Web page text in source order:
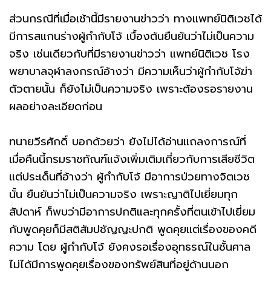
ส่วนกรณีที่เมื่อเช้านี้มีรายงานข่าวว่า ทางแพทย์นิติเวชได้
มีการสแกนร่างผู้กำกับโจ้ เบื้องต้นยืนยันว่าไม่เป็นความ
จริง เช่นเดียวกับที่มีรายงานข่าวว่า แพทย์นิติเวช โรง
พยาบาลจุฬาลงกรณ์อ้างว่า มีความเห็นว่าผู้กำกับโจ้ฆ่า
ตัวตายนั้น ก็ยังไม่เป็นความจริง เพราะต้องรอรายงาน
ผลอย่างละเอียดก่อน
ทนายวีรศักดิ์ บอกด้วยว่า ยังไม่ได้อ่านแถลงการณ์ที่
เมื่อคืนนี้กรมราชทัณฑ์แจ้งเพิ่มเติมเกี่ยวกับการเสียชีวิต
แต่ประเด็นที่อ้างว่า ผู้กำกับโจ้ มีอาการป่วยทางจิตเวช
นั้น ยืนยันว่าไม่เป็นความจริง เพราะญาติไปเยี่ยมทุก
สัปดาห์ ก็พบว่ามีอาการปกติและทุกครั้งที่ตนเข้าไปเยี่ยม
กับพูดคุยก็มีสติสัมปชัญญะปกติ พูดคุยแต่เรื่องของคดี
ความ โดย ผู้กำกับโจ้ ยังคงรอเรื่องอุทธรณ์ในชั้นศาล
ไม่ได้มีการพูดคุยเรื่องของทรัพย์สินที่อยู่ด้านนอก